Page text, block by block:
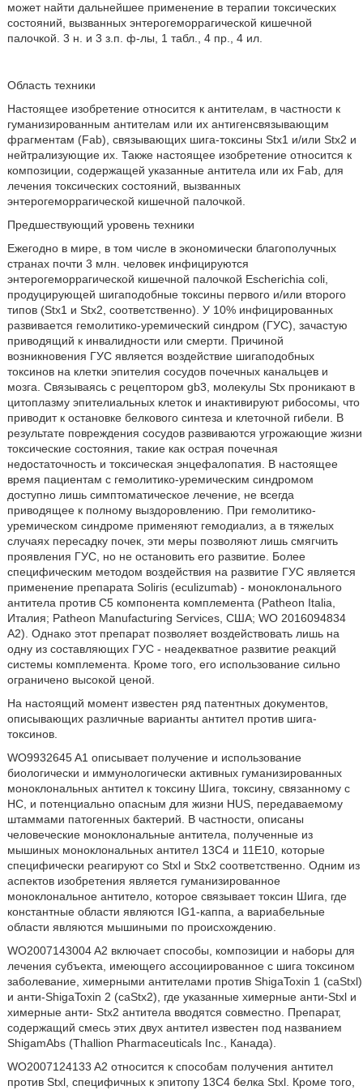
может найти дальнейшее применение в терапии токсических
состояний, вызванных энтерогеморрагической кишечной
палочкой. 3 н. и 3 з.п. ф-лы, 1 табл., 4 пр., 4 ил.
Область техники
Настоящее изобретение относится к антителам, в частности к
гуманизированным антителам или их антигенсвязывающим
фрагментам (Fab), связывающих шига-токсины Stx1 и/или Stx2 и
нейтрализующие их. Также настоящее изобретение относится к
композиции, содержащей указанные антитела или их Fab, для
лечения токсических состояний, вызванных
энтерогеморрагической кишечной палочкой.
Предшествующий уровень техники
Ежегодно в мире, в том числе в экономически благополучных
странах почти 3 млн. человек инфицируются
энтерогеморрагической кишечной палочкой Escherichia coli,
продуцирующей шигаподобные токсины первого и/или второго
типов (Stx1 и Stx2, соответственно). У 10% инфицированных
развивается гемолитико-уремический синдром (ГУС), зачастую
приводящий к инвалидности или смерти. Причиной
возникновения ГУС является воздействие шигаподобных
токсинов на клетки эпителия сосудов почечных канальцев и
мозга. Связываясь с рецептором gb3, молекулы Stx проникают в
цитоплазму эпителиальных клеток и инактивируют рибосомы, что
приводит к остановке белкового синтеза и клеточной гибели. В
результате повреждения сосудов развиваются угрожающие жизни
токсические состояния, такие как острая почечная
недостаточность и токсическая энцефалопатия. В настоящее
время пациентам с гемолитико-уремическим синдромом
доступно лишь симптоматическое лечение, не всегда
приводящее к полному выздоровлению. При гемолитико-
уремическом синдроме применяют гемодиализ, а в тяжелых
случаях пересадку почек, эти меры позволяют лишь смягчить
проявления ГУС, но не остановить его развитие. Более
специфическим методом воздействия на развитие ГУС является
применение препарата Soliris (eculizumab) - моноклонального
антитела против С5 компонента комплемента (Patheon Italia,
Италия; Patheon Manufacturing Services, США; WO 2016094834
A2). Однако этот препарат позволяет воздействовать лишь на
одну из составляющих ГУС - неадекватное развитие реакций
системы комплемента. Кроме того, его использование сильно
ограничено высокой ценой.
На настоящий момент известен ряд патентных документов,
описывающих различные варианты антител против шига-
токсинов.
WO9932645 A1 описывает получение и использование
биологически и иммунологически активных гуманизированных
моноклональных антител к токсину Шига, токсину, связанному с
HC, и потенциально опасным для жизни HUS, передаваемому
штаммами патогенных бактерий. В частности, описаны
человеческие моноклональные антитела, полученные из
мышиных моноклональных антител 13C4 и 11E10, которые
специфически реагируют со Stxl и Stx2 соответственно. Одним из
аспектов изобретения является гуманизированное
моноклональное антитело, которое связывает токсин Шига, где
константные области являются IG1-каппа, а вариабельные
области являются мышиными по происхождению.
WO2007143004 A2 включает способы, композиции и наборы для
лечения субъекта, имеющего ассоциированное с шига токсином
заболевание, химерными антителами против ShigaToxin 1 (caStxl)
и анти-ShigaToxin 2 (caStx2), где указанные химерные анти-Stxl и
химерные анти- Stx2 антитела вводятся совместно. Препарат,
содержащий смесь этих двух антител известен под названием
ShigamAbs (Thallion Pharmaceuticals Inc., Канада).
WO2007124133 A2 относится к способам получения антител
против Stxl, специфичных к эпитопу 13C4 белка Stxl. Кроме того,